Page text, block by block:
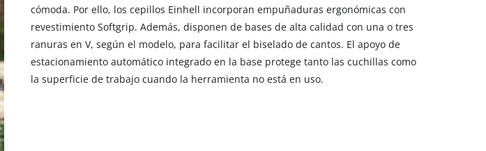
cómoda. Por ello, los cepillos Einhell incorporan empuñaduras ergonómicas con
revestimiento Softgrip. Además, disponen de bases de alta calidad con una o tres
ranuras en V, según el modelo, para facilitar el biselado de cantos. El apoyo de
estacionamiento automático integrado en la base protege tanto las cuchillas como
la superficie de trabajo cuando la herramienta no está en uso.